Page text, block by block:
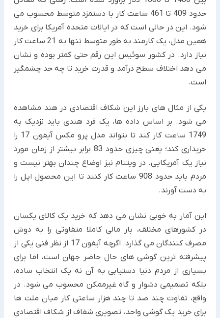
حدود 409 تا 461 ساعت کار با دستمزد متوسط محسوب می
شود. این در حالی است که در ایالات متحده آمریکا برای خرید
همین مدل، یک کارمند به طور متوسط تنها به 21 ساعت کار
نیاز دارد. در کشور سوئیس این رقم حتی کمتر بوده و نشان
می دهد اختلاف سطح درآمد و قدرت خرید تا چه حد چشمگیر
است.
یکی از مثال های بارز این شکاف اقتصادی در هند مشاهده
می شود. بر اساس داده ها، یک فرد هندی باید نزدیک به
1749 ساعت کار کند تا بتواند مدل پرو مکس آیفون 17 را
خریداری کند؛ یعنی چیزی حدود 83 برابر بیشتر از زمان مورد
نیاز یک آمریکایی. در ویتنام نیز اوضاع چندان بهتر نیست و
مردم باید حدود 908 ساعت کار کنند تا این محصول اپل را
به دست آورند.
این آمار به خوبی نشان می دهد که خرید یک کالای یکسان
در کشورهای مختلف، بار مالی کاملا متفاوتی را به دوش
مصرف کنندگان می گذارد. اگرچه آیفون 17 از نظر فنی یکی از
پیشرفته ترین گوشی های حال حاضر جهان است، اما برای
بسیاری از مردم دنیا دستیابی به آن نه یک انتخاب ساده،
بلکه تصمیمی دشوار و گاه غیرممکن محسوب می شود. در
واقع، تفاوت چند صد تا چند هزار ساعتی کار میان ملت ها
برای خرید یک گوشی واحد، تصویری شفاف از شکاف اقتصادی